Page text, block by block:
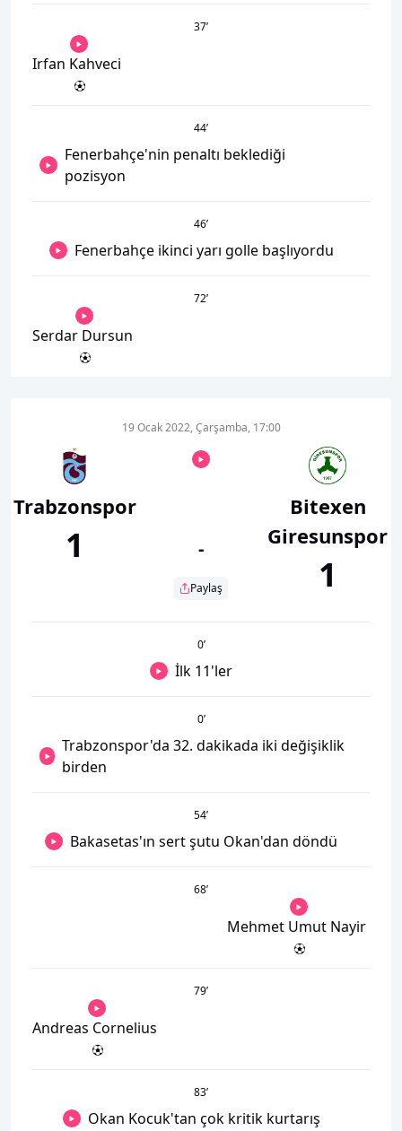
37’
Irfan Kahveci
44’
Fenerbahçe'nin penaltı beklediği
pozisyon
46’
Fenerbahçe ikinci yarı golle başlıyordu
72’
Serdar Dursun
Trabzonspor
1
19 Ocak 2022, Çarşamba, 17:00
-
Paylaş
Bitexen
Giresunspor
1
0’
İlk 11'ler
0’
Trabzonspor'da 32. dakikada iki değişiklik
birden
54’
Bakasetas'ın sert şutu Okan'dan döndü
68’
Mehmet Umut Nayir
79’
Andreas Cornelius
83’
Okan Kocuk'tan çok kritik kurtarış